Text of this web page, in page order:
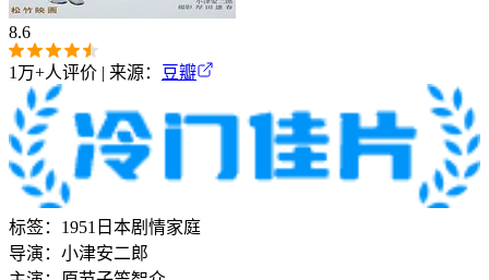
8.6
1万+人评价 | 来源： 豆瓣
标签： 1951 日本剧情家庭
导演： 小津安二郎